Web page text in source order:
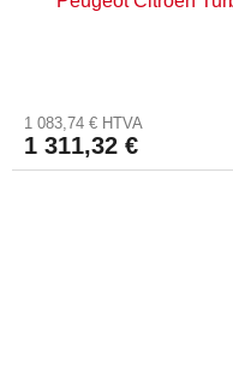
1 083,74 € HTVA
1 311,32 €